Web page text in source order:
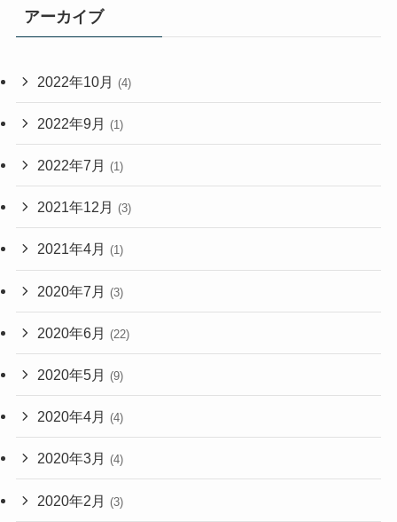
アーカイブ
2022年10月 (4)
2022年9月 (1)
2022年7月 (1)
2021年12月 (3)
2021年4月 (1)
2020年7月 (3)
2020年6月 (22)
2020年5月 (9)
2020年4月 (4)
2020年3月 (4)
2020年2月 (3)